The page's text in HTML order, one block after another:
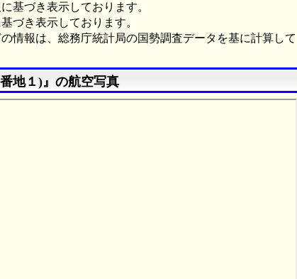
基づき表示しております。
づき表示しております。
情報は、総務庁統計局の国勢調査データを基に計算して
地１)』の航空写真